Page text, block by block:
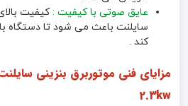
عایق صوتی با کیفیت :کیفیت
سایلنت باعث می شود تا دستگاه
کند .
مزایای فنی
2.3kw